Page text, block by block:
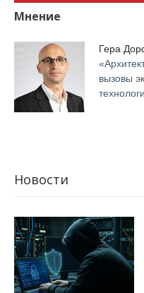
Мнение
Гера
вызовы
Новости